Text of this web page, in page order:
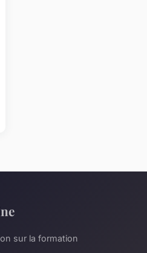
sur la formation